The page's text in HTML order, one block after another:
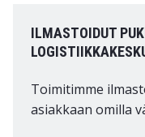
ILMASTOIDUT
Toimitimme
asiakkaan omilla